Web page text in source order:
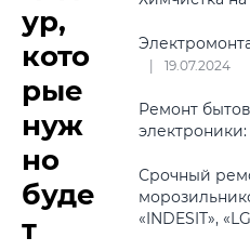
ур,
кото
рые
нуж
но
буде
т
19.07.2024
Ремонт
электроники:
Срочный
«INDESIT»,